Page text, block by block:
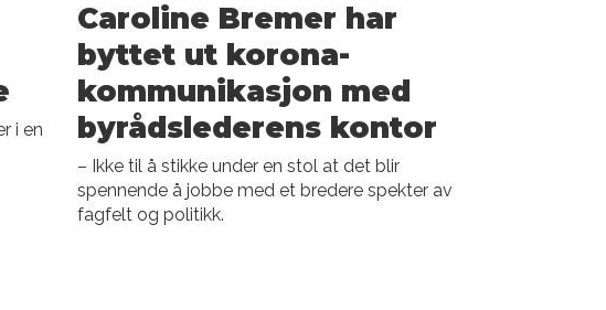
i en
Caroline Bremer har
byttet ut korona-
kommunikasjon med
byrådslederens kontor
– Ikke til å stikke under en stol at det blir
spennende å jobbe med et bredere spekter av
fagfelt og politikk.